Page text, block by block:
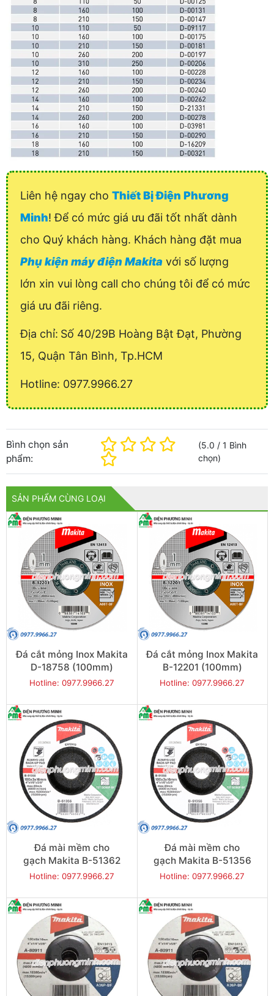
Liên hệ ngay cho Thiết Bị Điện Phương
Minh! Để có mức giá ưu đãi tốt nhất dành
cho Quý khách hàng. Khách hàng đặt mua
Phụ kiện máy điện Makita với số lượng
lớn xin vui lòng call cho chúng tôi để có mức
giá ưu đãi riêng.
Địa chỉ: Số 40/29B Hoàng Bật Đạt, Phường
15, Quận Tân Bình, Tp.HCM
Hotline: 0977.9966.27
Bình chọn sản
phẩm:
(5.0 /1 Bình
chọn)
SẢN PHẨM CÙNG LOẠI
Đá cắt mỏng Inox Makita
D-18758 (100mm)
Hotline: 0977.9966.27
Đá cắt mỏng Inox Makita
B-12201 (100mm)
Hotline: 0977.9966.27
Đá mài mềm cho
gạch Makita B-51362
(100mm)
Hotline: 0977.9966.27
Đá mài mềm cho
gạch Makita B-51356
(100mm)
Hotline: 0977.9966.27